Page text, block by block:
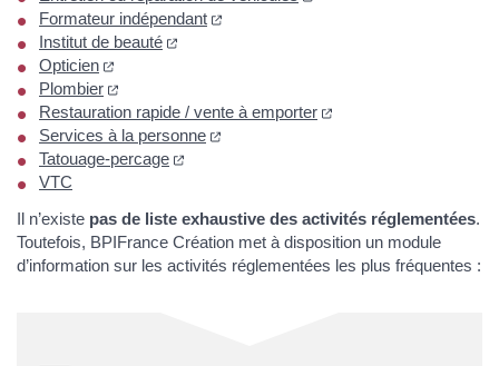
Formateur indépendant
Institut de beauté
Opticien
Plombier
Restauration rapide / vente à emporter
Services à la personne
Tatouage-percage
VTC
Il n’existe pas de liste exhaustive des activités réglementées.
Toutefois, BPIFrance Création met à disposition un module
d’information sur les activités réglementées les plus fréquentes :